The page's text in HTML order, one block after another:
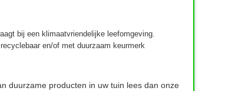
bij een klimaatvriendelijke leefomgeving.
en/of met duurzaam keurmerk
duurzame producten in uw tuin lees dan onze